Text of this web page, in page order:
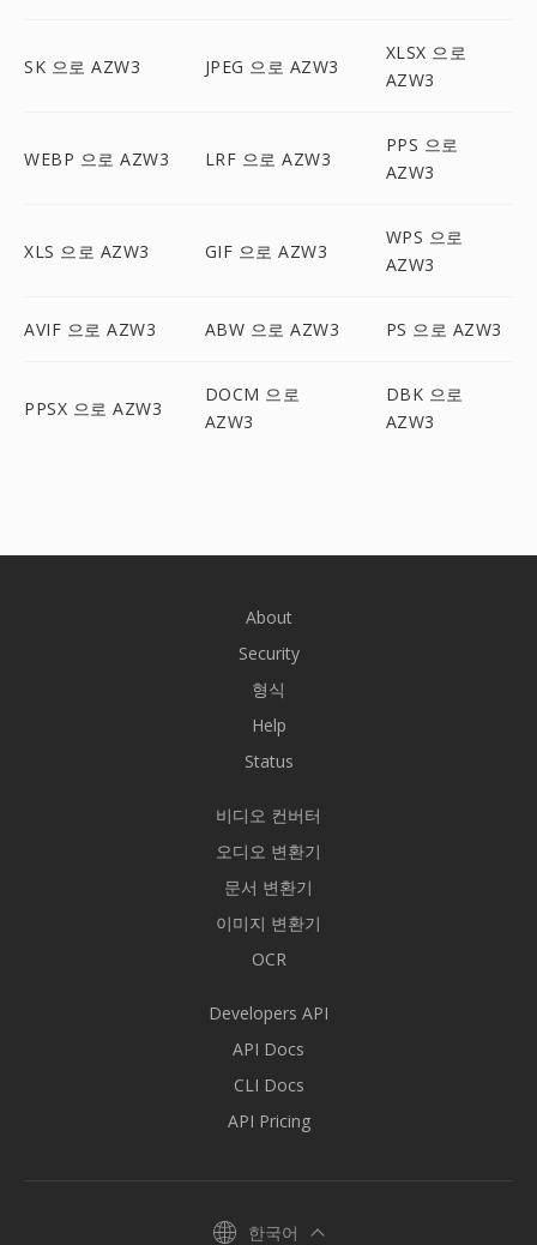
SK 으로 AZW3 JPEG 으로 AZW3
XLSX 으로
AZW3
WEBP 으로 AZW3 LRF 으로 AZW3
PPS 으로
AZW3
XLS 으로 AZW3 GIF 으로 AZW3
WPS 으로
AZW3
AVIF 으로 AZW3 ABW 으로 AZW3 PS 으로 AZW3
PPSX 으로 AZW3
DOCM 으로
AZW3
DBK 으로
AZW3
About
Security
형식
Help
Status
비디오 컨버터
오디오 변환기
문서 변환기
이미지 변환기
OCR
Developers API
API Docs
CLI Docs
API Pricing
한국어